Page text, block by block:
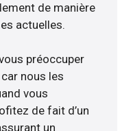
de manière
actuelles.
préoccuper
nous les
vous
de fait d’un
un